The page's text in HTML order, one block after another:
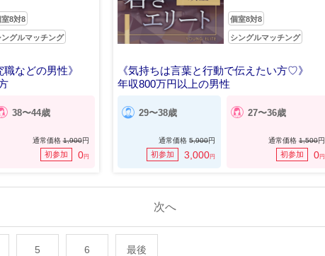
室8対8
ングルマッチング
などの男性》
38〜44歳
通常価格1,900円
初参加 0円
個室8対8
シングルマッチング
《気持ちは言葉と行動で伝えたい方♡》
年収800万円以上の男性
29〜38歳
通常価格5,900円
初参加 3,000円
27〜36歳
通常価格 1,500円
初参加 0円
次へ
5 6 最後